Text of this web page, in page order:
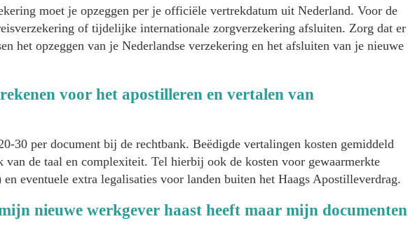
moet je opzeggen per je officiële vertrekdatum uit Nederland. Voor de
of tijdelijke internationale zorgverzekering afsluiten. Zorg dat er
het opzeggen van je Nederlandse verzekering en het afsluiten van je nieuwe
voor het apostilleren en vertalen van
30 per document bij de rechtbank. Beëdigde vertalingen kosten gemiddeld
van de taal en complexiteit. Tel hierbij ook de kosten voor gewaarmerkte
eventuele extra legalisaties voor landen buiten het Haags Apostilleverdrag.
nieuwe werkgever haast heeft maar mijn documenten